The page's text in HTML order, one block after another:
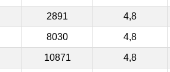
2891 4,8
8030 4,8
10871 4,8